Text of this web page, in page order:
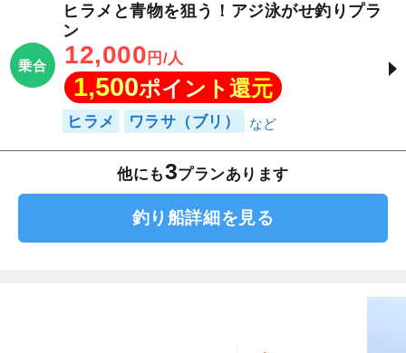
乗合
ヒラメと青物を狙う！アジ泳がせ釣りプラ
ン
12,000 円/人
1,500ポイント還元
ヒラメ ワラサ（ブリ）
他にも3プランあります
釣り船詳細を見る